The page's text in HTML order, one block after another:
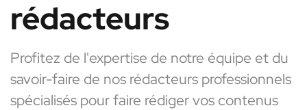
rédacteurs
Profitez de l'expertise de notre équipe et du
savoir-faire de nos rédacteurs professionnels
spécialisés pour faire rédiger vos contenus